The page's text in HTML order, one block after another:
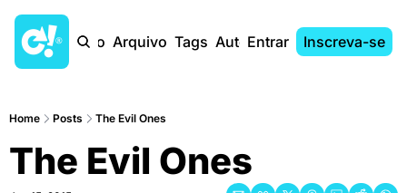
Início Arquivo Tags AutoresEntrar Inscreva-se
Home Posts The Evil Ones
The Evil Ones